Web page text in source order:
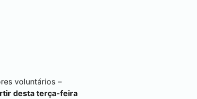
voluntários –
desta terça-feira